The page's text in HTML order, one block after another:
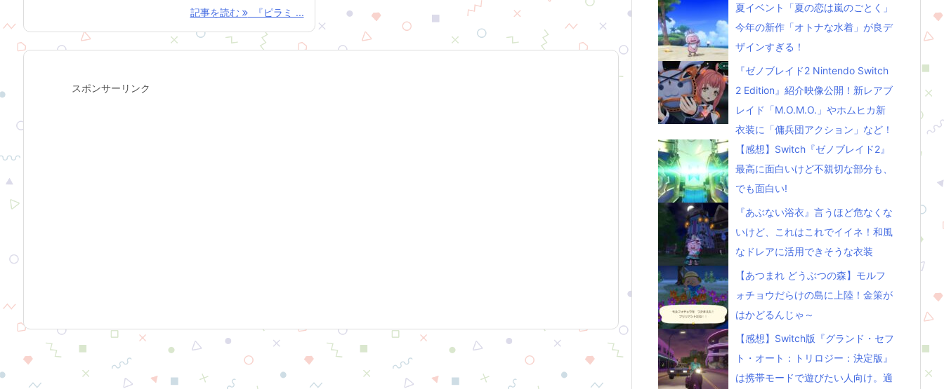
記事を読む 『ピラミ ...
スポンサーリンク
夏イベント「夏の恋は嵐のごとく」
今年の新作「オトナな水着」が良デ
ザインすぎる！
『ゼノブレイド2 Nintendo Switch
2 Edition』紹介映像公開！新レアブ
レイド「M.O.M.O.」やホムヒカ新
衣装に「傭兵団アクション」など！
【感想】Switch『ゼノブレイド2』
最高に面白いけど不親切な部分も、
でも面白い!
『あぶない浴衣』言うほど危なくな
いけど、これはこれでイイネ！和風
なドレアに活用できそうな衣装
【あつまれ どうぶつの森】モルフ
ォチョウだらけの島に上陸！金策が
はかどるんじゃ～
【感想】Switch版『グランド・セフ
ト・オート：トリロジー：決定版』
は携帯モードで遊びたい人向け。適